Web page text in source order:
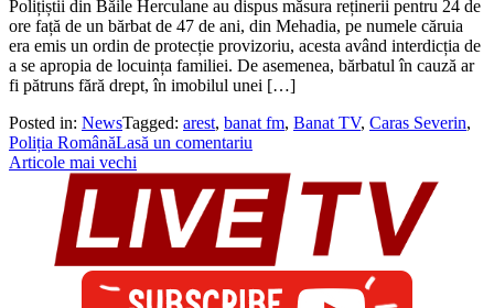
Polițiștii din Băile Herculane au dispus măsura reținerii pentru 24 de
ore față de un bărbat de 47 de ani, din Mehadia, pe numele căruia
era emis un ordin de protecție provizoriu, acesta având interdicția de
a se apropia de locuința familiei. De asemenea, bărbatul în cauză ar
fi pătruns fără drept, în imobilul unei […]
Posted in: NewsTagged: arest, banat fm, Banat TV, Caras Severin,
Poliția RomânăLasă un comentariu
Navigare
articole
Articole mai vechi